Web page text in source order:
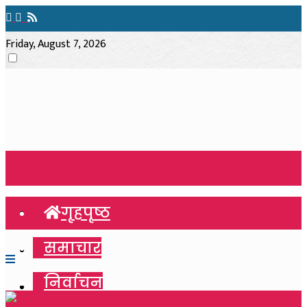
Friday, August 7, 2026
गृहपृष्ठ
समाचार
निर्वाचन
गृहपृष्ठ
समाचार
निर्वाचन